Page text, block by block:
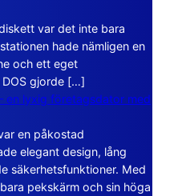
var det inte bara
hade nämligen en
och ett eget
gjorde […]
en lyxig företagsdator med
en påkostad
elegant design, lång
säkerhetsfunktioner. Med
pekskärm och sin höga